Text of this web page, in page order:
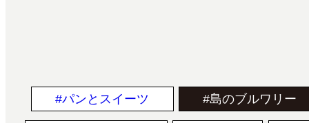
パンとスイーツ 島のブルワリー